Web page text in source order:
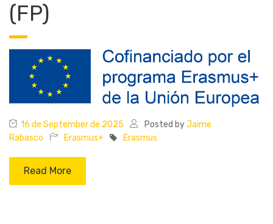
(FP)
16 de September de 2025 Posted byJaime
Rabasco
Erasmus+ Erasmus
Read More